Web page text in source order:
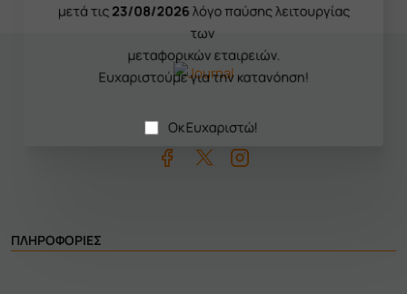
μετά τις23/08/2026λόγο παύσης λειτουργίας
των
μεταφορικών εταιρειών.
Ευχαριστούμε για την κατανόηση!
Οκ Ευχαριστώ!
ΠΛΗΡΟΦΟΡΙΕΣ